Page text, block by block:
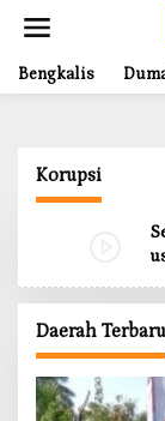
t
Bengkalis
Korupsi
Daerah Terbaru